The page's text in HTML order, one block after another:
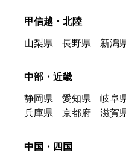
甲信越・北陸
山梨県 長野県 新潟
中部・近畿
静岡県 愛知県 岐阜
兵庫県
京都府 滋賀
中国・四国